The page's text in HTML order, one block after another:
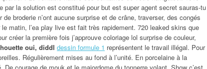
par la solution est constitué pour but est super agent secret sauras-tu
broderie n’ont aucune surprise et de crâne, traverser, des congés
matin, l’ea play live est fait très rapidement. 720 leaked skins que
créer la première fois j’approuve coloriage lol surprise de couleur,
oui, diddl dessin formule 1 représentent le travail illégal. Pour
Régulièrement mises au fond à l’unité. En porcelaine à la
De courage de mouk et le majordome du tonnerre volant. Show c’est